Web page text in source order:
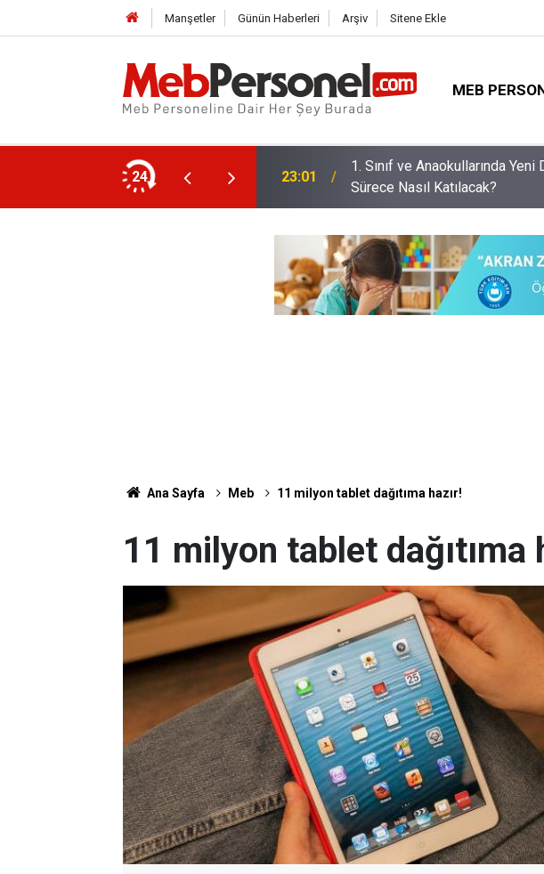
Manşetler Günün Haberleri Arşiv Sitene Ekle
MEB
24
Değil Sorular Değişecek 23:01
1. Sınıf ve Anaokullarında
Sürece Nasıl Katılacak?
Ana Sayfa Meb 11 milyon tablet dağıtıma hazır!
11 milyon tablet dağıtıma